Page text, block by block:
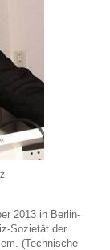
2013 in Berlin-
Sozietät der
(Technische